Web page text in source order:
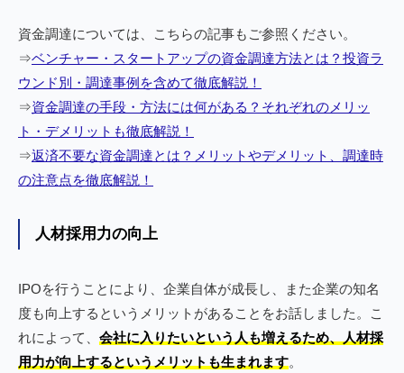
資金調達については、こちらの記事もご参照ください。
⇒ベンチャー・スタートアップの資金調達方法とは？投資ラ
ウンド別・調達事例を含めて徹底解説！
⇒資金調達の手段・方法には何がある？それぞれのメリッ
ト・デメリットも徹底解説！
⇒返済不要な資金調達とは？メリットやデメリット、調達時
の注意点を徹底解説！
人材採用力の向上
IPOを行うことにより、企業自体が成長し、また企業の知名
度も向上するというメリットがあることをお話しました。こ
れによって、 会社に入りたいという人も増えるため、人材採
用力が向上するというメリットも生まれます。